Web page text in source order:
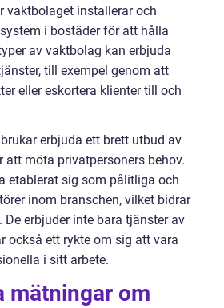
vaktbolaget installerar och
i bostäder för att hålla
av vaktbolag kan erbjuda
till exempel genom att
eller eskortera klienter till och
erbjuda ett brett utbud av
att möta privatpersoners behov.
etablerat sig som pålitliga och
inom branschen, vilket bidrar
erbjuder inte bara tjänster av
också ett rykte om sig att vara
i sitt arbete.
mätningar om